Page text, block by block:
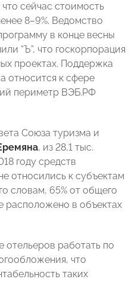
что сейчас стоимость
8–9%. Ведомство
в конце весны
“Ъ”, что госкорпорация
проектах. Поддержка
относится к сфере
периметр ВЭБ.РФ
Союза туризма и
, из 28,1 тыс.
году средств
относились к субъектам
словам, 65% от общего
расположено в объектах
работать по
что
таких